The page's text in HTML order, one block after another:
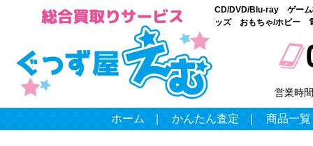
CD/DVD/Blu-ray ゲーム
ッズ おもちゃ/ホビー
営業時間
ホーム かんたん査定 商品一覧